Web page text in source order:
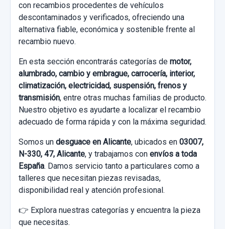
con recambios procedentes de vehículos
descontaminados y verificados, ofreciendo una
alternativa fiable, económica y sostenible frente al
recambio nuevo.
En esta sección encontrarás categorías de motor,
alumbrado, cambio y embrague, carrocería, interior,
climatización, electricidad, suspensión, frenos y
transmisión, entre otras muchas familias de producto.
Nuestro objetivo es ayudarte a localizar el recambio
adecuado de forma rápida y con la máxima seguridad.
Somos un desguace en Alicante, ubicados en 03007,
N-330, 47, Alicante, y trabajamos con envíos a toda
España. Damos servicio tanto a particulares como a
talleres que necesitan piezas revisadas,
disponibilidad real y atención profesional.
👉 Explora nuestras categorías y encuentra la pieza
que necesitas.